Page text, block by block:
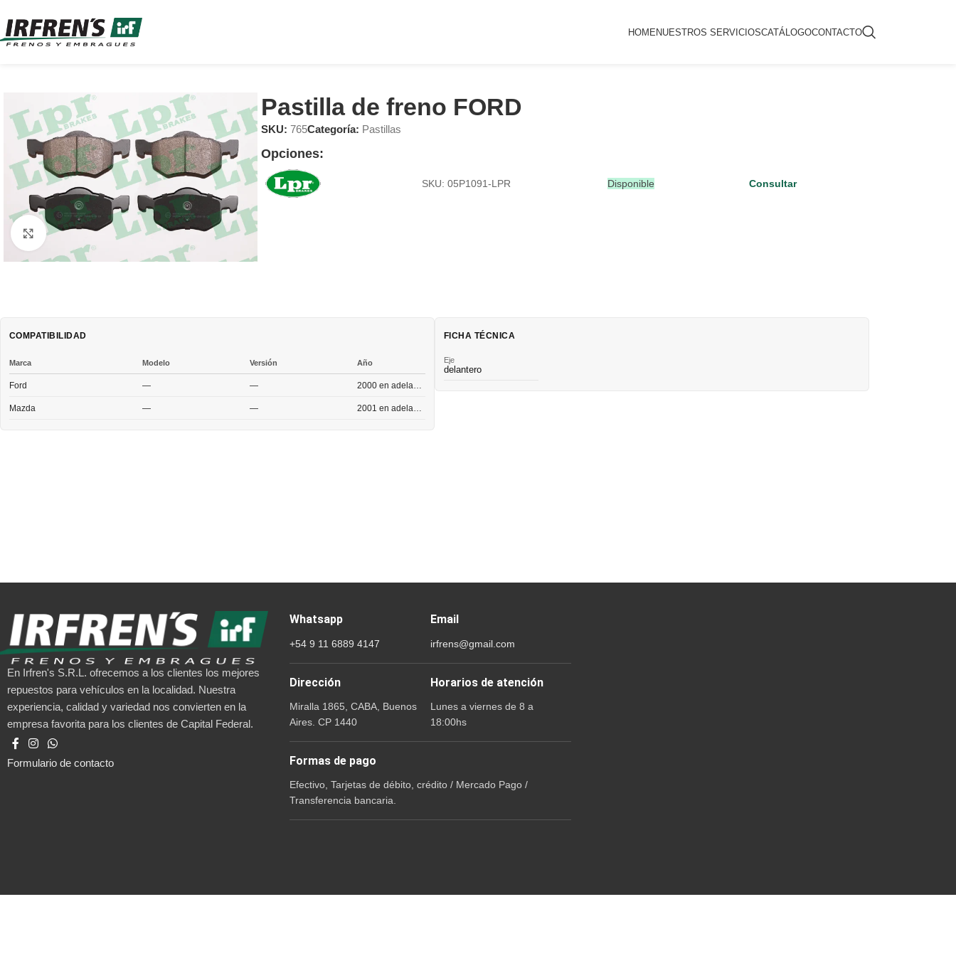
HOMENUESTROS SERVICIOSCATÁLOGOCONTACTO
Clic para ampliar
Pastilla de freno FORD
SKU: 765Categoría: Pastillas
Opciones:
SKU: 05P1091-LPR Disponible Consultar
COMPATIBILIDAD
Marca Modelo Versión Año
Ford — —
Mazda — —
FICHA TÉCNICA
Eje
delantero
En Irfren's S.R.L. ofrecemos a los clientes los mejores
repuestos para vehículos en la localidad. Nuestra
experiencia, calidad y variedad nos convierten en la
empresa favorita para los clientes de Capital Federal.
Formulario de contacto
Whatsapp
+54 9 11 6889 4147
Email
irfrens@gmail.com
Dirección
Miralla 1865, CABA, Buenos
Aires. CP 1440
Horarios de atención
Lunes a viernes de 8 a
18:00hs
Formas de pago
Efectivo, Tarjetas de débito, crédito / Mercado Pago /
Transferencia bancaria.